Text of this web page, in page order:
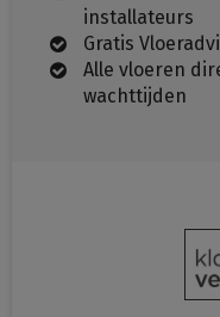
installateurs
Gratis
Alle vloeren
wachttijden